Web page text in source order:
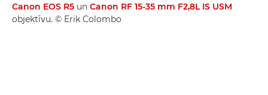
Canon EOS R5 un Canon RF 15-35 mm F2,8L IS USM
objektīvu. © Erik Colombo